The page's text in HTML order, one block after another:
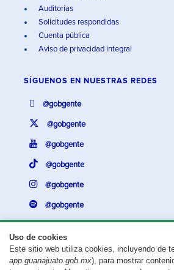
Uso de cookies
Este sitio web utiliza cookies, incluyendo de
app.guanajuato.gob.mx), para mostrar
Auditorías
Solicitudes respondidas
Cuenta pública
Aviso de privacidad integral
SÍGUENOS EN NUESTRAS REDES
@gobgente
@gobgente
@gobgente
@gobgente
@gobgente
@gobgente
¿Existe algún problema con esta página?